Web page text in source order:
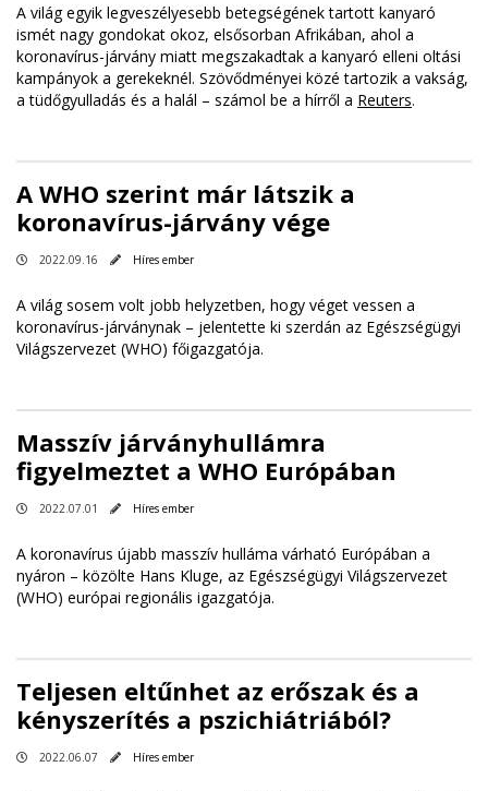
A világ egyik legveszélyesebb betegségének tartott kanyaró
ismét nagy gondokat okoz, elsősorban Afrikában, ahol a
koronavírus-járvány miatt megszakadtak a kanyaró elleni oltási
kampányok a gerekeknél. Szövődményei közé tartozik a vakság,
a tüdőgyulladás és a halál – számol be a hírről a Reuters.
A WHO szerint már látszik a
koronavírus-járvány vége
2022.09.16 Híres ember
A világ sosem volt jobb helyzetben, hogy véget vessen a
koronavírus-járványnak – jelentette ki szerdán az Egészségügyi
Világszervezet (WHO) főigazgatója.
Masszív járványhullámra
figyelmeztet a WHO Európában
2022.07.01 Híres ember
A koronavírus újabb masszív hulláma várható Európában a
nyáron – közölte Hans Kluge, az Egészségügyi Világszervezet
(WHO) európai regionális igazgatója.
Teljesen eltűnhet az erőszak és a
kényszerítés a pszichiátriából?
2022.06.07 Híres ember